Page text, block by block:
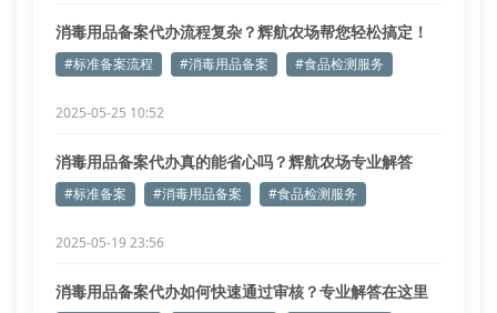
消毒用品备案代办流程复杂？辉航农场帮您轻松搞定！
#标准备案流程 #消毒用品备案 #食品检测服务
2025-05-25 10:52
消毒用品备案代办真的能省心吗？辉航农场专业解答
#标准备案 #消毒用品备案 #食品检测服务
2025-05-19 23:56
消毒用品备案代办如何快速通过审核？专业解答在这里